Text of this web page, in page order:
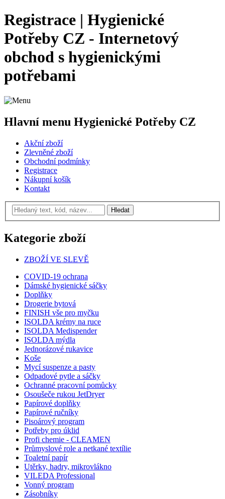
Registrace | Hygienické
Potřeby CZ - Internetový
obchod s hygienickými
potřebami
Hlavní menu Hygienické Potřeby CZ
Akční zboží
Zlevněné zboží
Obchodní podmínky
Registrace
Nákupní košík
Kontakt
Kategorie zboží
ZBOŽÍ VE SLEVĚ
COVID-19 ochrana
Dámské hygienické sáčky
Doplňky
Drogerie bytová
FINISH vše pro myčku
ISOLDA krémy na ruce
ISOLDA Medispender
ISOLDA mýdla
Jednorázové rukavice
Koše
Mycí suspenze a pasty
Odpadové pytle a sáčky
Ochranné pracovní pomůcky
Osoušeče rukou JetDryer
Papírové doplňky
Papírové ručníky
Pisoárový program
Potřeby pro úklid
Profi chemie - CLEAMEN
Průmyslové role a netkané textílie
Toaletní papír
Utěrky, hadry, mikrovlákno
VILEDA Professional
Vonný program
Zásobníky